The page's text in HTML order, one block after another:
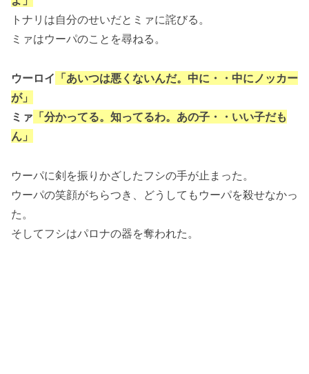
トナリは自分のせいだとミァに詫びる。
ミァはウーパのことを尋ねる。
ウーロイ 「あいつは悪くないんだ。中に・・中にノッカー
が」
ミァ 「分かってる。知ってるわ。あの子・・いい子だも
ん」
ウーパに剣を振りかざしたフシの手が止まった。
ウーパの笑顔がちらつき、どうしてもウーパを殺せなかっ
た。
そしてフシはパロナの器を奪われた。